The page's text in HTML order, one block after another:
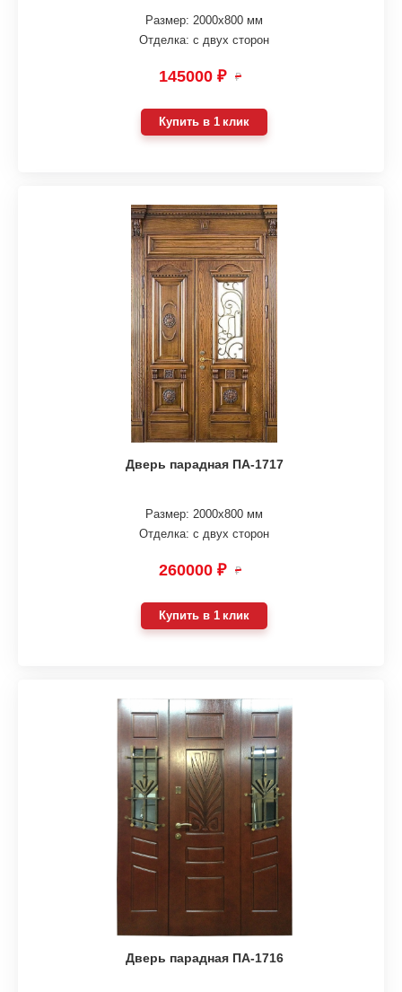
Размер: 2000х800 мм
Отделка: с двух сторон
145000 ₽ ₽
Купить в 1 клик
Дверь парадная ПА-1717
Размер: 2000х800 мм
Отделка: с двух сторон
260000 ₽ ₽
Купить в 1 клик
Дверь парадная ПА-1716